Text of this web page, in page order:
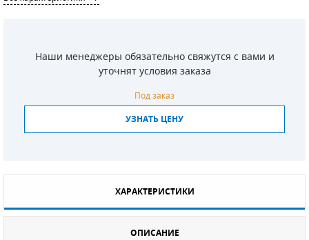
Наши менеджеры обязательно свяжутся с вами и
уточнят условия заказа
Под заказ
УЗНАТЬ ЦЕНУ
ХАРАКТЕРИСТИКИ
ОПИСАНИЕ
ФИЛЬТРОВ
ДЛЯ АДСОРБЦИОННЫХ ОСУШИТЕЛЕЙ
ДИЗЕЛЬНЫЕ ДВИГАТЕЛИ